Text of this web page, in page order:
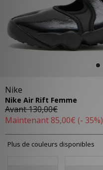
Nike
Nike Air Rift Femme
Avant130,00€
Maintenant 85,00€ (- 35%)
Plus de couleurs disponibles